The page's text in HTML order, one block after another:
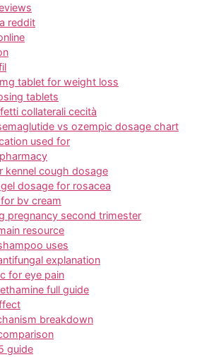
reddit
tablet for weight loss
tablets
collaterali cecità
vs ozempic dosage chart
used for
kennel cough dosage
dosage for rosacea
bv cream
pregnancy second trimester
resource
uses
explanation
for eye pain
full guide
breakdown
guide